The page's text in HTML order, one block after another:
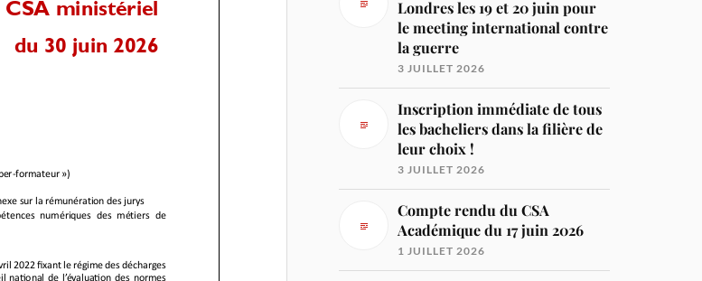
Londres les 19 et 20 juin pour
le meeting international contre
la guerre
3 JUILLET 2026
Inscription immédiate de tous
les bacheliers dans la filière de
leur choix !
3 JUILLET 2026
Compte rendu du CSA
Académique du 17 juin 2026
1 JUILLET 2026